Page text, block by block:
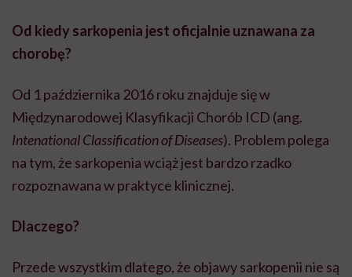
Od kiedy sarkopenia jest oficjalnie uznawana za
chorobę?
Od 1 października 2016 roku znajduje się w
Międzynarodowej Klasyfikacji Chorób ICD (ang.
Intenational Classification of Diseases). Problem polega
na tym, że sarkopenia wciąż jest bardzo rzadko
rozpoznawana w praktyce klinicznej.
Dlaczego?
Przede wszystkim dlatego, że objawy sarkopenii nie są